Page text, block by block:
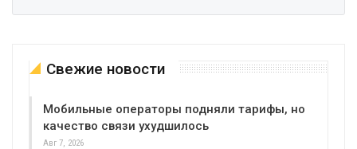
Свежие новости
Мобильные операторы подняли тарифы, но
качество связи ухудшилось
Авг 7, 2026